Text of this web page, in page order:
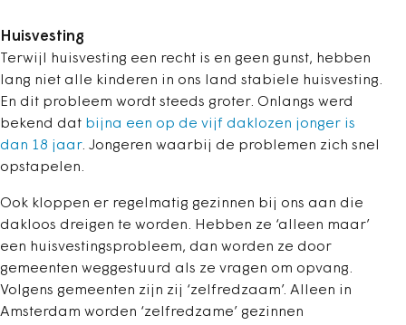
Huisvesting
Terwijl huisvesting een recht is en geen gunst, hebben
lang niet alle kinderen in ons land stabiele huisvesting.
En dit probleem wordt steeds groter. Onlangs werd
bekend dat bijna een op de vijf daklozen jonger is
dan 18 jaar. Jongeren waarbij de problemen zich snel
opstapelen.
Ook kloppen er regelmatig gezinnen bij ons aan die
dakloos dreigen te worden. Hebben ze ‘alleen maar’
een huisvestingsprobleem, dan worden ze door
gemeenten weggestuurd als ze vragen om opvang.
Volgens gemeenten zijn zij ‘zelfredzaam’. Alleen in
Amsterdam worden ‘zelfredzame’ gezinnen